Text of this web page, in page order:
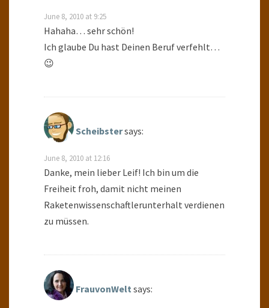
June 8, 2010 at 9:25
Hahaha… sehr schön!
Ich glaube Du hast Deinen Beruf verfehlt…
😉
Scheibstersays:
June 8, 2010 at 12:16
Danke, mein lieber Leif! Ich bin um die
Freiheit froh, damit nicht meinen
Raketenwissenschaftlerunterhalt verdienen
zu müssen.
FrauvonWelt says: